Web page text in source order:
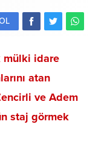
mülki idare
atan
ve Adem
staj görmek